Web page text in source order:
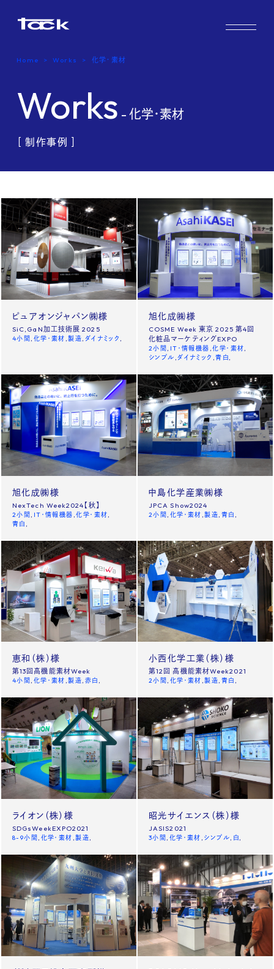
Works
Service
Company
Blog
Recruit
Contact us
News Site policy
Instagram
タックチャンネル【ものづくり】
株式会社タック PR
Home Works 化学・素材
Works - 化学・素材
［ 制作事例 ］
ピュアオンジャパン㈱様
SiC,GaN加工技術展 2025
4小間 化学・素材 製造 ダイナミック
旭化成㈱様
COSME Week 東京 2025 第4回
化粧品マーケティングEXPO
2小間 IT・情報機器 化学・素材
シンプル ダイナミック 青白
旭化成㈱様
NexTech Week2024【秋】
2小間 IT・情報機器 化学・素材
青白
中島化学産業㈱様
JPCA Show2024
2小間 化学・素材 製造 青白
恵和（株）様
第13回高機能素材Week
4小間 化学・素材 製造 赤白
小西化学工業（株）様
第12回 高機能素材Week2021
2小間 化学・素材 製造 青白
ライオン（株）様
SDGsWeekEXPO2021
8-9小間 化学・素材 製造
昭光サイエンス（株）様
JASIS2021
3小間 化学・素材 シンプル 白